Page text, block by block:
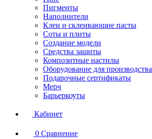
Пигменты
Наполнители
Клеи и склеивающие пасты
Соты и плиты
Создание модели
Средства защиты
Композитные настилы
Оборудование для производства
Подарочные сертификаты
Мерч
Барьеркоуты
Кабинет
0 Сравнение